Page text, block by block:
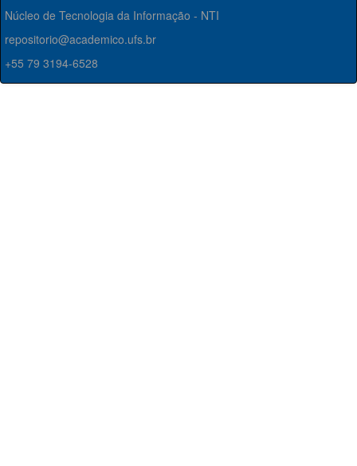
Núcleo de Tecnologia da Informação - NTI
repositorio@academico.ufs.br
+55 79 3194-6528